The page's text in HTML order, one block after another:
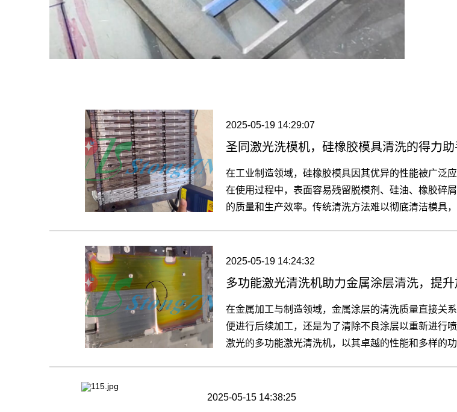
2025-05-19 14:29:07
圣同激光洗模机，硅橡胶模具清洗的得力助
在工业制造领域，硅橡胶模具因其优异的性能被广泛
在使用过程中，表面容易残留脱模剂、硅油、橡胶碎
的质量和生产效率。传统清洗方法难以彻底清洁模具
2025-05-19 14:24:32
多功能激光清洗机助力金属涂层清洗，提
在金属加工与制造领域，金属涂层的清洗质量直接关
便进行后续加工，还是为了清除不良涂层以重新进行
激光的多功能激光清洗机，以其卓越的性能和多样的
2025-05-15 14:38:25